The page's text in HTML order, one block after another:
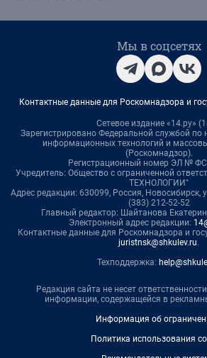
Мы в соцсетях
Контактные данные для Роскомнадзора и
Сетевое издание «14.ру»
Зарегистрировано Федеральной службой по
информационных технологий и
(Роскомнадзор).
Регистрационный номер ЭЛ № ФС
Учредитель: Общество с ограниченной
ТЕХНОЛОГИИ"
Адрес редакции: 630099, Россия, Новосибирск,
(383) 212-52-52
Главный редактор: Шайтанова
Электронный адрес редакции:
Контактные данные для Роскомнадзора и
juristnsk@shkulev.ru.
Техподдержка:
Редакция сайта не несет
информации, содержащейся в
Информация об
Политика использования